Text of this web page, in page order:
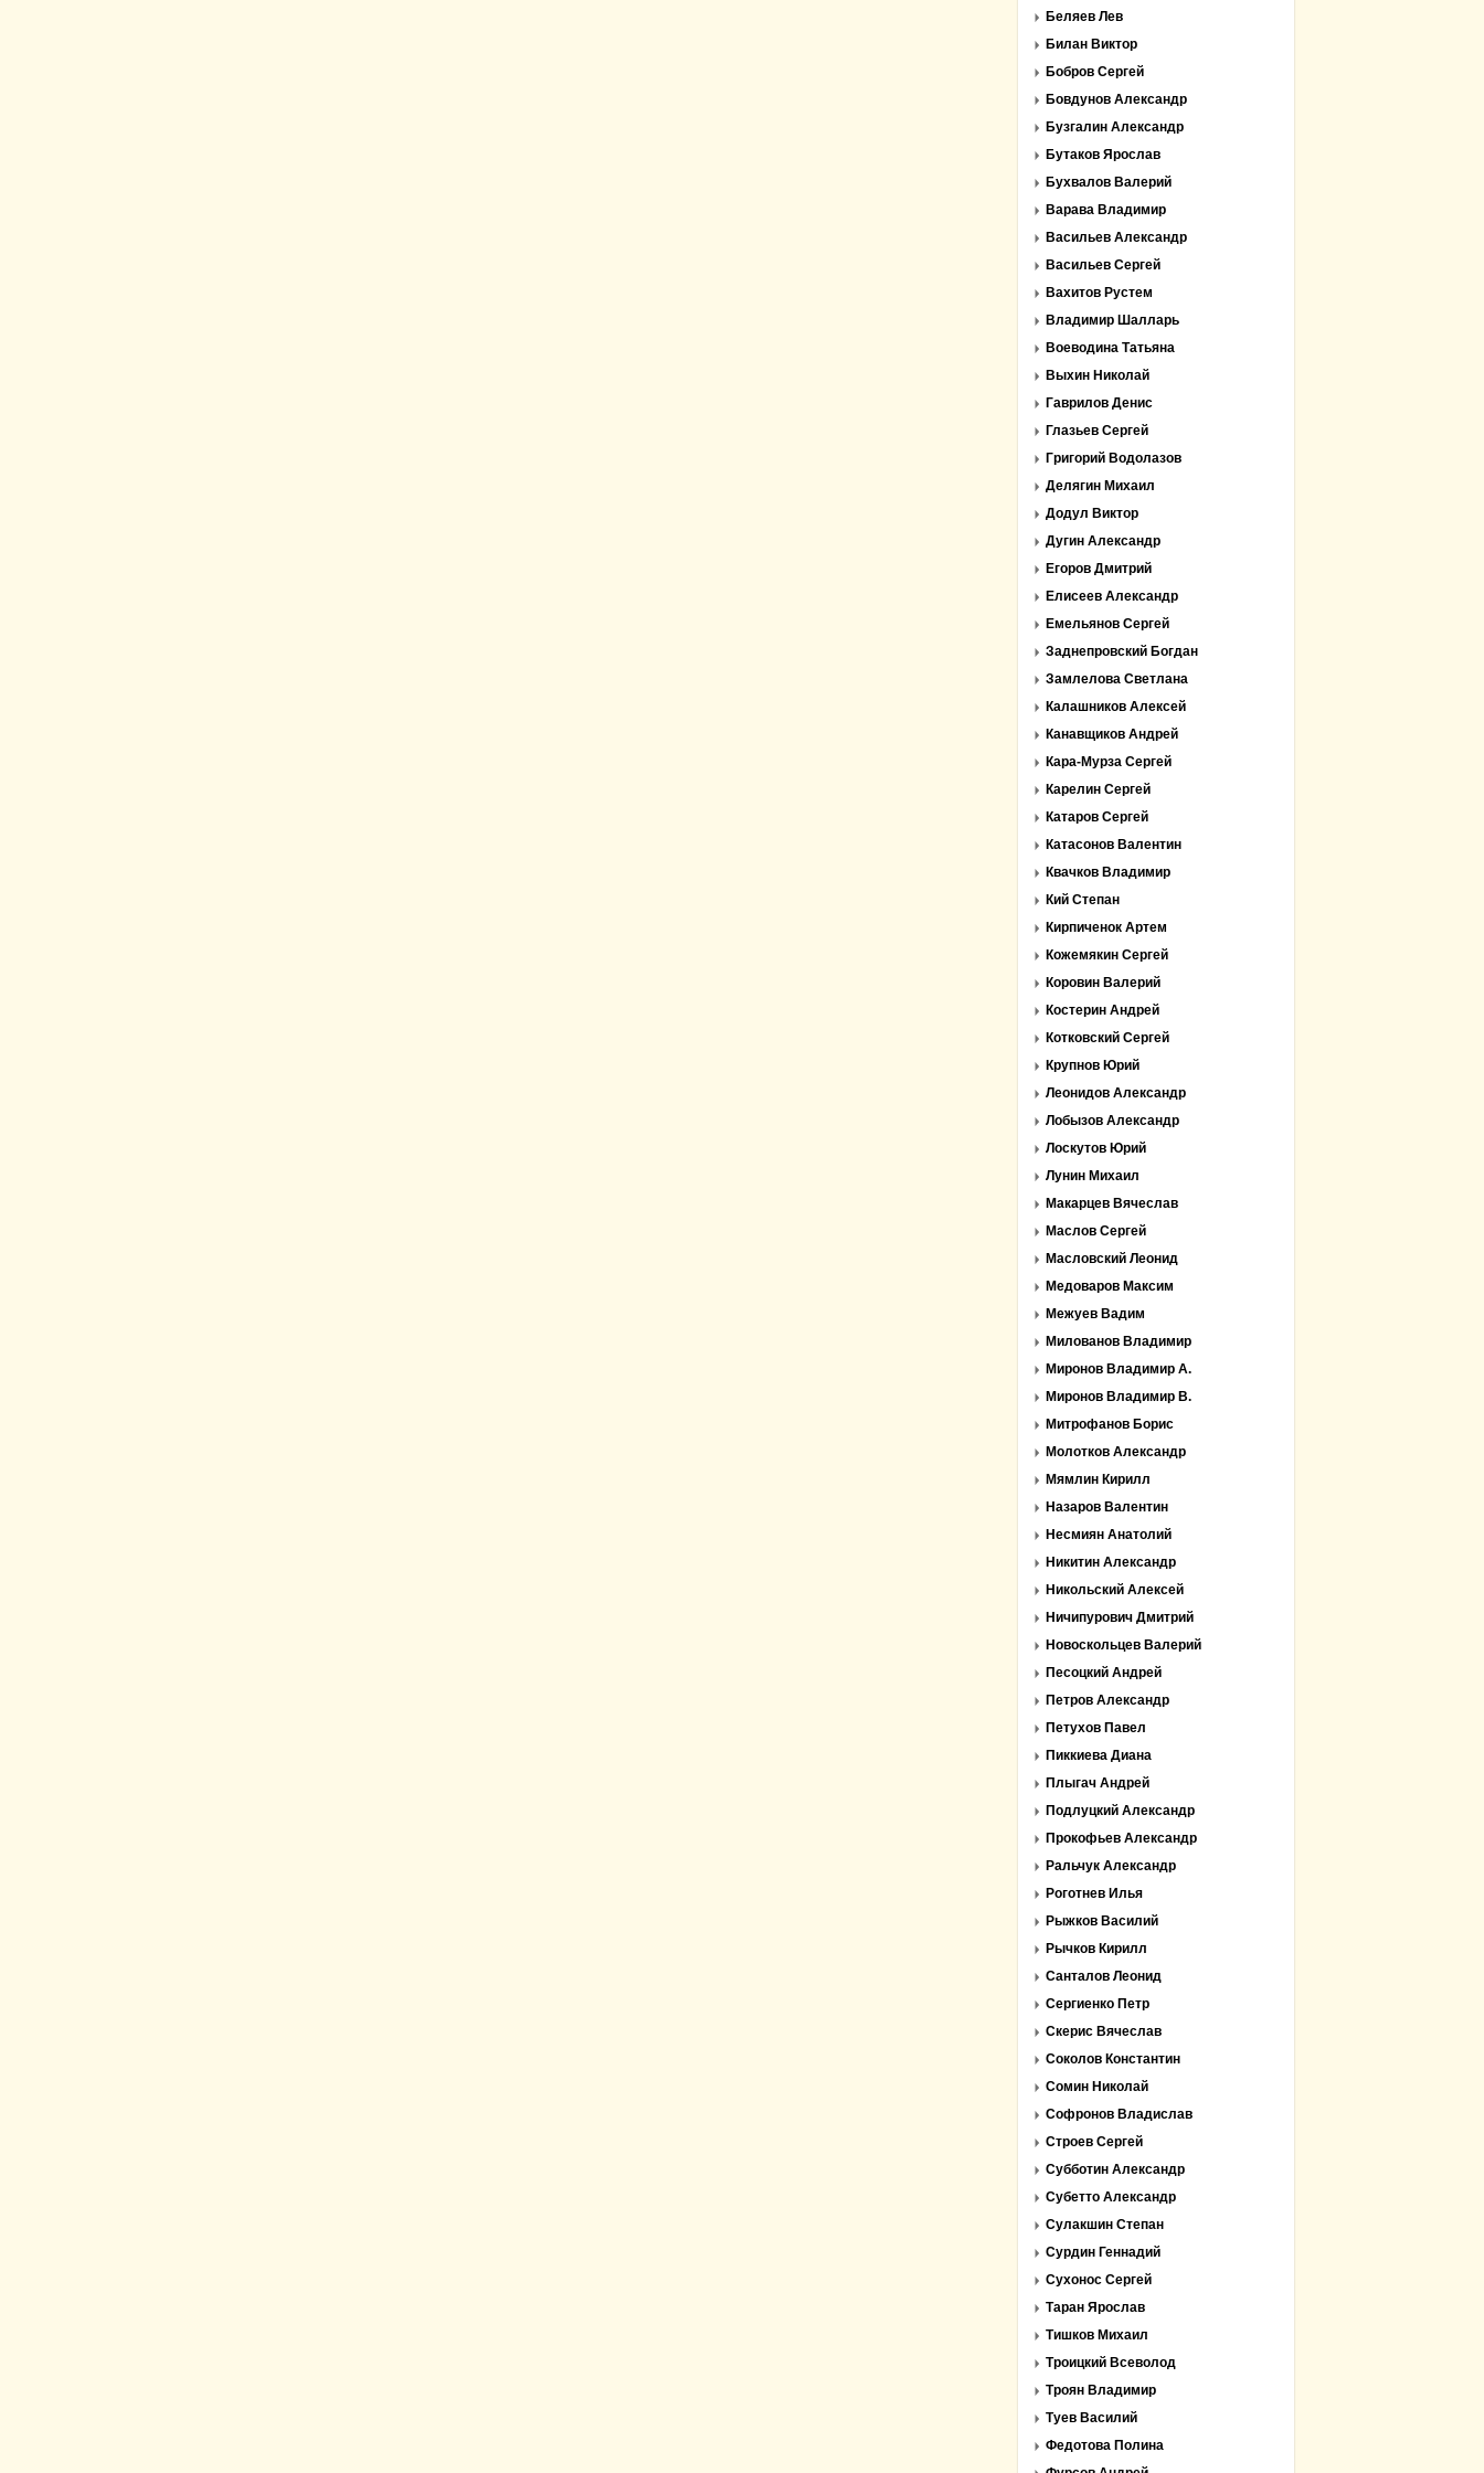
Беляев Лев
Билан Виктор
Бобров Сергей
Бовдунов Александр
Бузгалин Александр
Бутаков Ярослав
Бухвалов Валерий
Варава Владимир
Васильев Александр
Васильев Сергей
Вахитов Рустем
Владимир Шалларь
Воеводина Татьяна
Выхин Николай
Гаврилов Денис
Глазьев Сергей
Григорий Водолазов
Делягин Михаил
Додул Виктор
Дугин Александр
Егоров Дмитрий
Елисеев Александр
Емельянов Сергей
Заднепровский Богдан
Замлелова Светлана
Калашников Алексей
Канавщиков Андрей
Кара-Мурза Сергей
Карелин Сергей
Катаров Сергей
Катасонов Валентин
Квачков Владимир
Кий Степан
Кирпиченок Артем
Кожемякин Сергей
Коровин Валерий
Костерин Андрей
Котковский Сергей
Крупнов Юрий
Леонидов Александр
Лобызов Александр
Лоскутов Юрий
Лунин Михаил
Макарцев Вячеслав
Маслов Сергей
Масловский Леонид
Медоваров Максим
Межуев Вадим
Милованов Владимир
Миронов Владимир А.
Миронов Владимир В.
Митрофанов Борис
Молотков Александр
Мямлин Кирилл
Назаров Валентин
Несмиян Анатолий
Никитин Александр
Никольский Алексей
Ничипурович Дмитрий
Новоскольцев Валерий
Песоцкий Андрей
Петров Александр
Петухов Павел
Пиккиева Диана
Плыгач Андрей
Подлуцкий Александр
Прокофьев Александр
Ральчук Александр
Роготнев Илья
Рыжков Василий
Рычков Кирилл
Санталов Леонид
Сергиенко Петр
Скерис Вячеслав
Соколов Константин
Сомин Николай
Софронов Владислав
Строев Сергей
Субботин Александр
Субетто Александр
Сулакшин Степан
Сурдин Геннадий
Сухонос Сергей
Таран Ярослав
Тишков Михаил
Троицкий Всеволод
Троян Владимир
Туев Василий
Федотова Полина